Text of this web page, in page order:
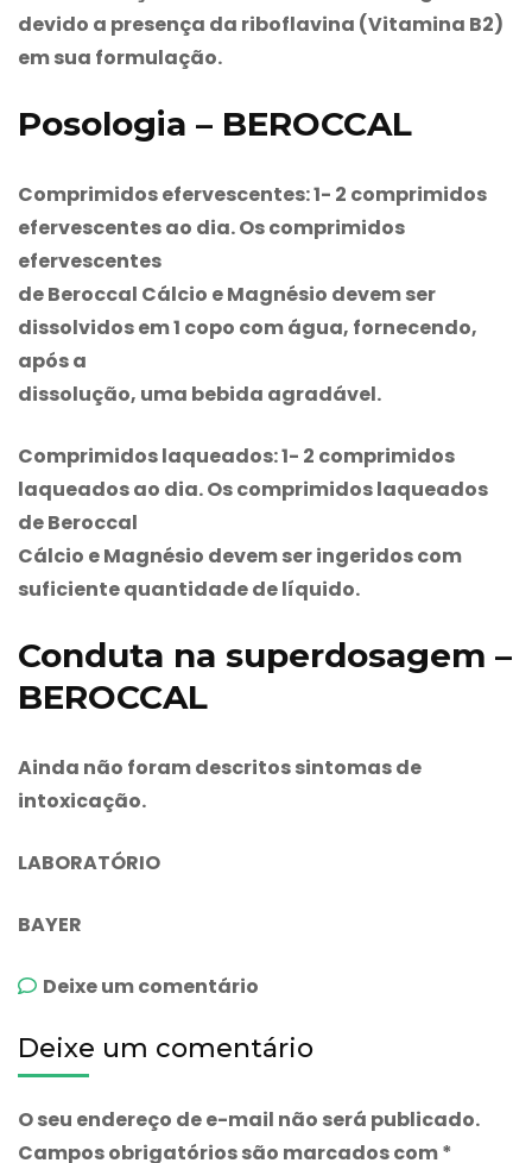
devido a presença da riboflavina (Vitamina B2)
em sua formulação.
Posologia – BEROCCAL
Comprimidos efervescentes: 1- 2 comprimidos
efervescentes ao dia. Os comprimidos
efervescentes
deBeroccal Cálcio e Magnésio devem ser
dissolvidos em 1 copo com água, fornecendo,
após a
dissolução, uma bebida agradável.
Comprimidos laqueados: 1- 2 comprimidos
laqueados ao dia. Os comprimidos laqueados
deBeroccal
Cálcio e Magnésio devem ser ingeridos com
suficiente quantidade de líquido.
Conduta na superdosagem –
BEROCCAL
Ainda não foram descritos sintomas de
intoxicação.
LABORATÓRIO
BAYER
Deixe um comentário
Deixe um comentário
O seu endereço de e-mail não será publicado.
Campos obrigatórios são marcados com*